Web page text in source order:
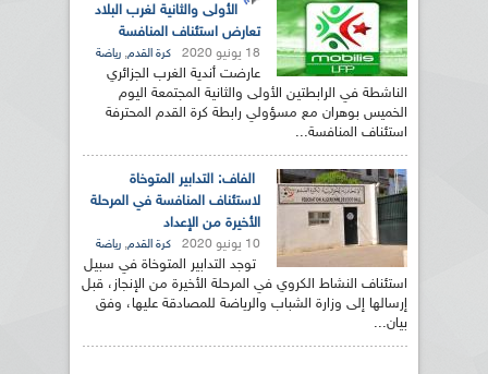
الأولى والثانية لغرب البلاد
تعارض استئناف المنافسة
18 يونيو 2020 كرة القدم, رياضة
عارضت أندية الغرب الجزائري
الناشطة في الرابطتين الأولى والثانية المجتمعة اليوم
الخميس بوهران مع مسؤولي رابطة كرة القدم المحترفة
استئناف المنافسة...
الفاف: التدابير المتوخاة
لاستئناف المنافسة في المرحلة
الأخيرة من الإعداد
10 يونيو 2020 كرة القدم, رياضة
توجد التدابير المتوخاة في سبيل
استئناف النشاط الكروي في المرحلة الأخيرة من الإنجاز، قبل
إرسالها إلى وزارة الشباب والرياضة للمصادقة عليها، وفق
بيان...